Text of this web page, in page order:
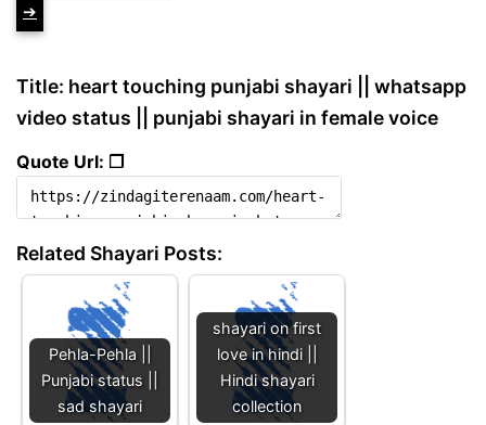
➔
Title: heart touching punjabi shayari || whatsapp
video status || punjabi shayari in female voice
Quote Url: ❐
Related Shayari Posts:
Pehla-Pehla ||
Punjabi status ||
sad shayari
shayari on first
love in hindi ||
Hindi shayari
collection